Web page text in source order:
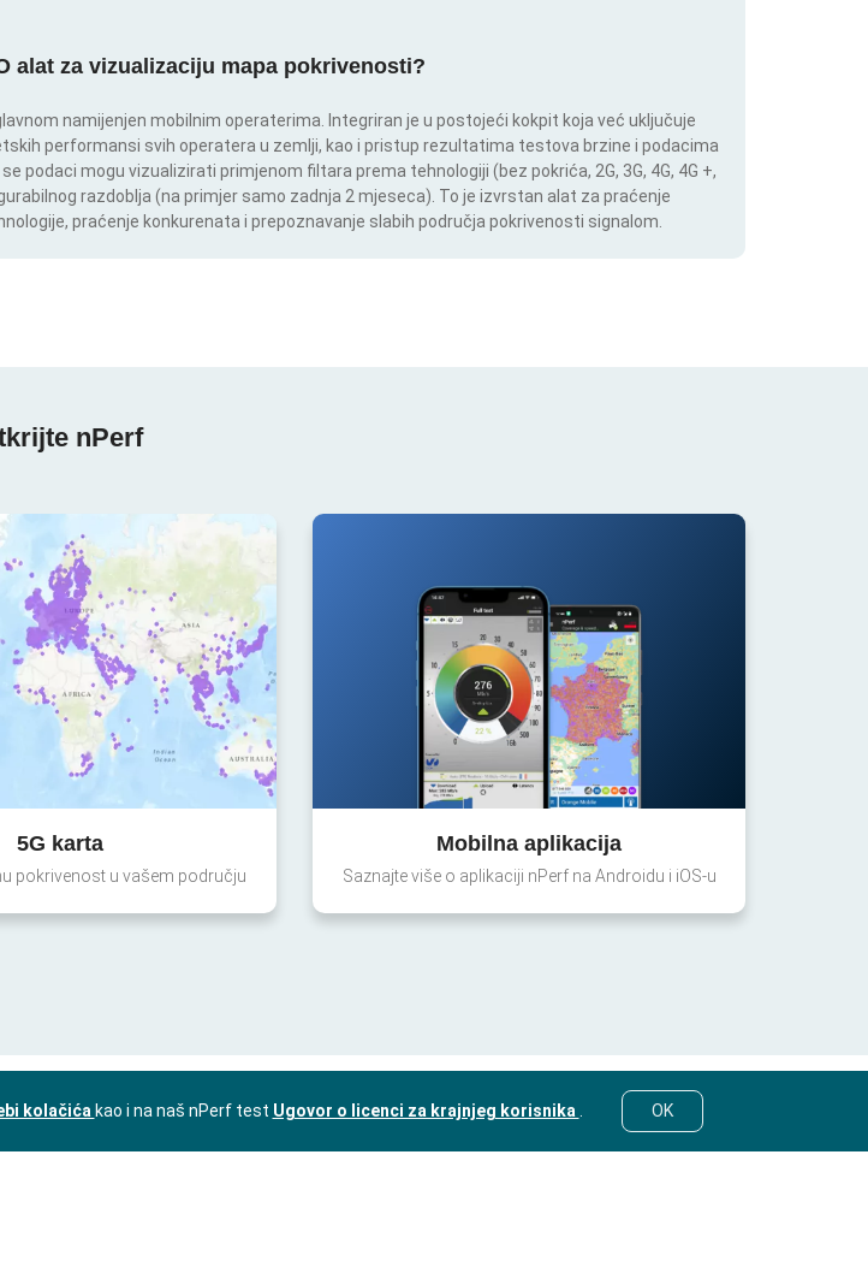
alat za vizualizaciju mapa pokrivenosti?
namijenjen mobilnim operaterima. Integriran je u postojeći kokpit koja već uključuje
performansi svih operatera u zemlji, kao i pristup rezultatima testova brzine i podacima
podaci mogu vizualizirati primjenom filtara prema tehnologiji (bez pokrića, 2G, 3G, 4G, 4G +,
razdoblja (na primjer samo zadnja 2 mjeseca). To je izvrstan alat za praćenje
praćenje konkurenata i prepoznavanje slabih područja pokrivenosti signalom.
nPerf
5G karta
pokrivenost u vašem području
Mobilna aplikacija
Saznajte više o aplikaciji nPerf na Androidu i iOS-u
kolačića kao i na naš nPerf test Ugovor o licenci za krajnjeg korisnika OK